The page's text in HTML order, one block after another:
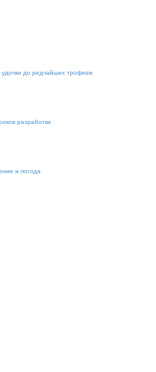
удочки до редчайших трофеев
разработки
и погода